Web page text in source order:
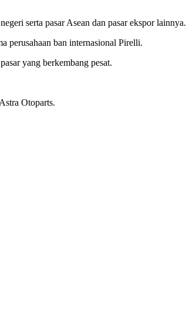
serta pasar Asean dan pasar ekspor lainnya.
perusahaan ban internasional Pirelli.
yang berkembang pesat.
Otoparts.